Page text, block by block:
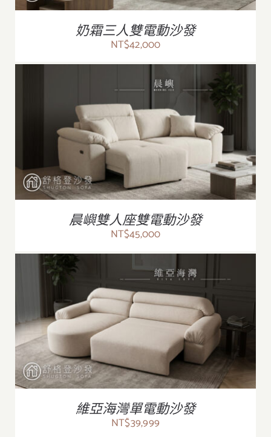
奶霜三人雙電動沙發
NT$42,000
詳情
晨嶼雙人座雙電動沙發
NT$45,000
/ 詳情
維亞海灣單電動沙發
NT$39,999